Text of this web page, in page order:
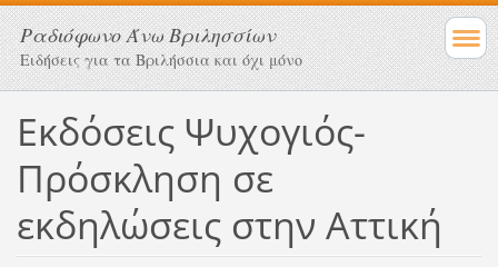
Ραδιόφωνο Άνω Βριλησσίων
Ειδήσεις για τα Βριλήσσια και όχι μόνο
Εκδόσεις Ψυχογιός-
Πρόσκληση σε
εκδηλώσεις στην Αττική